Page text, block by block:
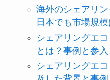
海外のシェアリ
日本でも市場規
シェアリングエ
とは？事例と参
シェアリングエ